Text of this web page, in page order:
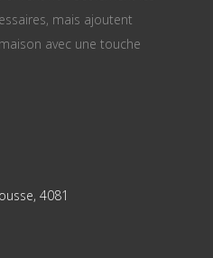
mais ajoutent
avec une touche
4081